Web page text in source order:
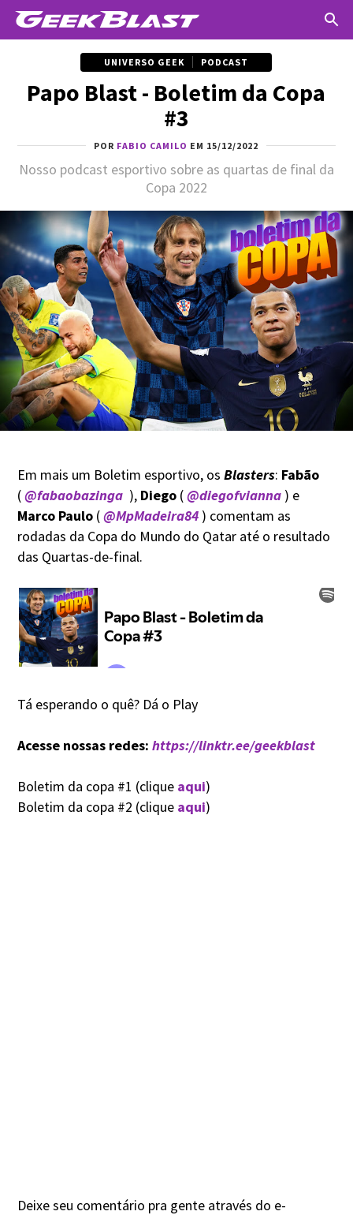
UNIVERSO GEEK PODCAST
Papo Blast - Boletim da Copa
#3
POR FABIO CAMILO EM 15/12/2022
Nosso podcast esportivo sobre as quartas de final da
Copa 2022
Em mais um Boletim esportivo, osBlasters: Fabão
(@fabaobazinga ), Diego (@diegofvianna ) e
Marco Paulo (@MpMadeira84 ) comentam as
rodadas da Copa do Mundo do Qatar até o resultado
das Quartas-de-final.
Tá esperando o quê? Dá o Play
Acesse nossas redes: https://linktr.ee/geekblast
Boletim da copa #1 (clique aqui)
Boletim da copa #2 (clique aqui)
Deixe seu comentário pra gente através do e-